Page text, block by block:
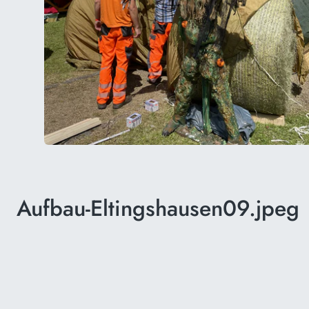
Aufbau-Eltingshausen09.jpeg